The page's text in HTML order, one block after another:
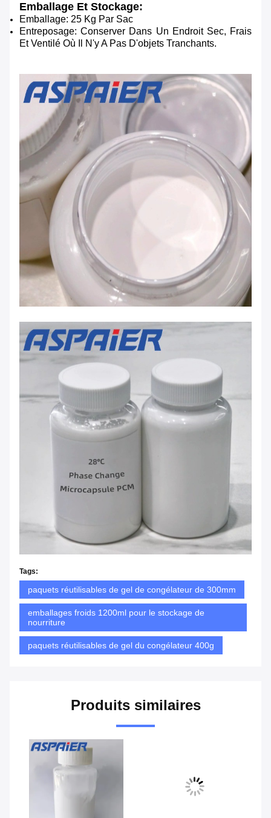
Emballage Et Stockage:
Emballage: 25 Kg Par Sac
Entreposage: Conserver Dans Un Endroit Sec, Frais
Et Ventilé Où Il N'y A Pas D'objets Tranchants.
Tags:
paquets réutilisables de gel de congélateur de 300mm
emballages froids 1200ml pour le stockage de
nourriture
paquets réutilisables de gel du congélateur 400g
Produits similaires